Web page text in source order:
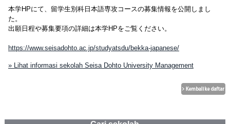
本学HPにて、留学生別科日本語専攻コースの募集情報を公開しまし
た。
出願日程や募集要項の詳細は本学HPをご覧ください。
https://www.seisadohto.ac.jp/studyatsdu/bekka-japanese/
» Lihat informasi sekolah Seisa Dohto University Management